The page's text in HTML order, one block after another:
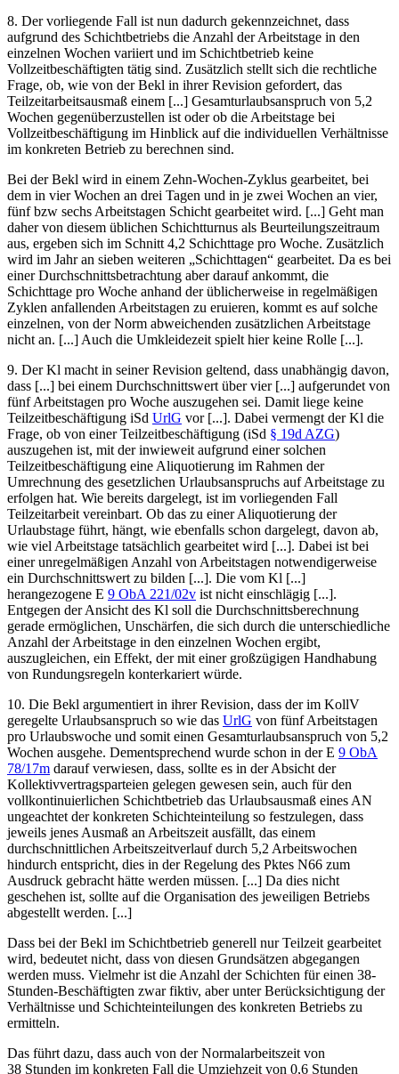
8. Der vorliegende Fall ist nun dadurch gekennzeichnet, dass
aufgrund des Schichtbetriebs die Anzahl der Arbeitstage in den
einzelnen Wochen variiert und im Schichtbetrieb keine
Vollzeitbeschäftigten tätig sind. Zusätzlich stellt sich die rechtliche
Frage, ob, wie von der Bekl in ihrer Revision gefordert, das
Teilzeitarbeitsausmaß einem [...] Gesamturlaubsanspruch von 5,2
Wochen gegenüberzustellen ist oder ob die Arbeitstage bei
Vollzeitbeschäftigung im Hinblick auf die individuellen Verhältnisse
im konkreten Betrieb zu berechnen sind.
Bei der Bekl wird in einem Zehn-Wochen-Zyklus gearbeitet, bei
dem in vier Wochen an drei Tagen und in je zwei Wochen an vier,
fünf bzw sechs Arbeitstagen Schicht gearbeitet wird. [...] Geht man
daher von diesem üblichen Schichtturnus als Beurteilungszeitraum
aus, ergeben sich im Schnitt 4,2 Schichttage pro Woche. Zusätzlich
wird im Jahr an sieben weiteren „Schichttagen“ gearbeitet. Da es bei
einer Durchschnittsbetrachtung aber darauf ankommt, die
Schichttage pro Woche anhand der üblicherweise in regelmäßigen
Zyklen anfallenden Arbeitstagen zu eruieren, kommt es auf solche
einzelnen, von der Norm abweichenden zusätzlichen Arbeitstage
nicht an. [...] Auch die Umkleidezeit spielt hier keine Rolle [...].
9. Der Kl macht in seiner Revision geltend, dass unabhängig davon,
dass [...] bei einem Durchschnittswert über vier [...] aufgerundet von
fünf Arbeitstagen pro Woche auszugehen sei. Damit liege keine
Teilzeitbeschäftigung iSd UrlG vor [...]. Dabei vermengt der Kl die
Frage, ob von einer Teilzeitbeschäftigung (iSd § 19d AZG)
auszugehen ist, mit der inwieweit aufgrund einer solchen
Teilzeitbeschäftigung eine Aliquotierung im Rahmen der
Umrechnung des gesetzlichen Urlaubsanspruchs auf Arbeitstage zu
erfolgen hat. Wie bereits dargelegt, ist im vorliegenden Fall
Teilzeitarbeit vereinbart. Ob das zu einer Aliquotierung der
Urlaubstage führt, hängt, wie ebenfalls schon dargelegt, davon ab,
wie viel Arbeitstage tatsächlich gearbeitet wird [...]. Dabei ist bei
einer unregelmäßigen Anzahl von Arbeitstagen notwendigerweise
ein Durchschnittswert zu bilden [...]. Die vom Kl [...]
herangezogene E 9 ObA 221/02v ist nicht einschlägig [...].
Entgegen der Ansicht des Kl soll die Durchschnittsberechnung
gerade ermöglichen, Unschärfen, die sich durch die unterschiedliche
Anzahl der Arbeitstage in den einzelnen Wochen ergibt,
auszugleichen, ein Effekt, der mit einer großzügigen Handhabung
von Rundungsregeln konterkariert würde.
10. Die Bekl argumentiert in ihrer Revision, dass der im KollV
geregelte Urlaubsanspruch so wie das UrlG von fünf Arbeitstagen
pro Urlaubswoche und somit einen Gesamturlaubsanspruch von 5,2
Wochen ausgehe. Dementsprechend wurde schon in der E 9 ObA
78/17m darauf verwiesen, dass, sollte es in der Absicht der
Kollektivvertragsparteien gelegen gewesen sein, auch für den
vollkontinuierlichen Schichtbetrieb das Urlaubsausmaß eines AN
ungeachtet der konkreten Schichteinteilung so festzulegen, dass
jeweils jenes Ausmaß an Arbeitszeit ausfällt, das einem
durchschnittlichen Arbeitszeitverlauf durch 5,2 Arbeitswochen
hindurch entspricht, dies in der Regelung des Pktes N66 zum
Ausdruck gebracht hätte werden müssen. [...] Da dies nicht
geschehen ist, sollte auf die Organisation des jeweiligen Betriebs
abgestellt werden. [...]
Dass bei der Bekl im Schichtbetrieb generell nur Teilzeit gearbeitet
wird, bedeutet nicht, dass von diesen Grundsätzen abgegangen
werden muss. Vielmehr ist die Anzahl der Schichten für einen 38-
Stunden-Beschäftigten zwar fiktiv, aber unter Berücksichtigung der
Verhältnisse und Schichteinteilungen des konkreten Betriebs zu
ermitteln.
Das führt dazu, dass auch von der Normalarbeitszeit von
38 Stunden im konkreten Fall die Umziehzeit von 0,6 Stunden